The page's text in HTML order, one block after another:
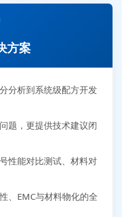
方案
分析到系统级配方开发
题，更提供技术建议闭
性能对比测试、材料对
、EMC与材料物化的全